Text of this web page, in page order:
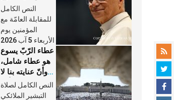
وكلّ يوم، هما
النَّفَس في حياة
الكنيسة
النص الكامل
للمقابلة العامّة مع
المؤمنين يوم
الأربعاء 5 آب 2026
عطاء الرّبّ يسوع
هو عطاء شامل،
وأنّ عنايته بنا لا
تغيب عنّا أبدًا
النص الكامل لصلاة
التبشير الملائكي